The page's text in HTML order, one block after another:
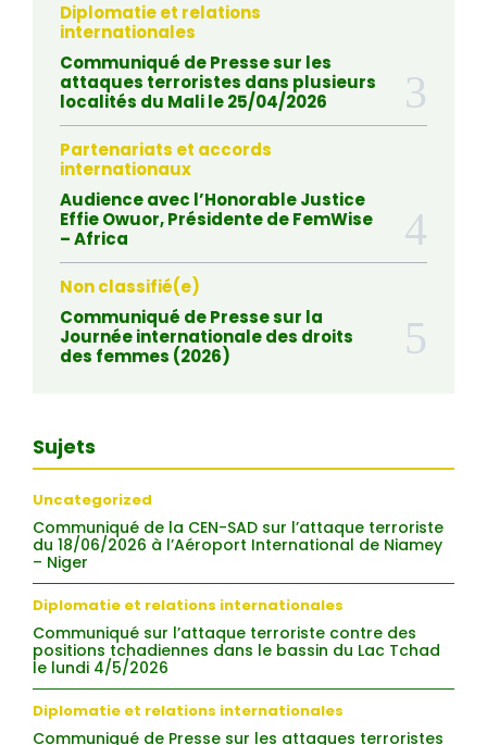
Diplomatie et relations
internationales
Communiqué de Presse sur les
attaques terroristes dans plusieurs
localités du Mali le 25/04/2026
Partenariats et accords
internationaux
Audience avec l’Honorable Justice
Effie Owuor, Présidente de FemWise
– Africa
Non classifié(e)
Communiqué de Presse sur la
Journée internationale des droits
des femmes (2026)
Sujets
Uncategorized
Communiqué de la CEN-SAD sur l’attaque terroriste
du 18/06/2026 à l’Aéroport International de Niamey
– Niger
Diplomatie et relations internationales
Communiqué sur l’attaque terroriste contre des
positions tchadiennes dans le bassin du Lac Tchad
le lundi 4/5/2026
Diplomatie et relations internationales
Communiqué de Presse sur les attaques terroristes